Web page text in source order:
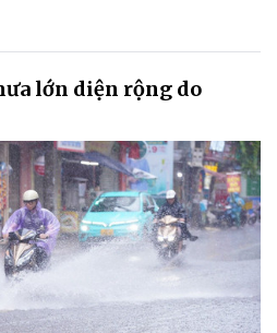
lớn diện rộng do